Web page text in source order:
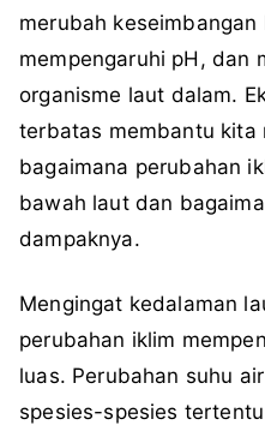
merubah keseimbangan
mempengaruhi pH, dan
organisme laut dalam.
terbatas membantu kita
bagaimana perubahan
bawah laut dan
dampaknya.
Mengingat kedalaman
perubahan iklim
luas. Perubahan suhu
spesies-spesies